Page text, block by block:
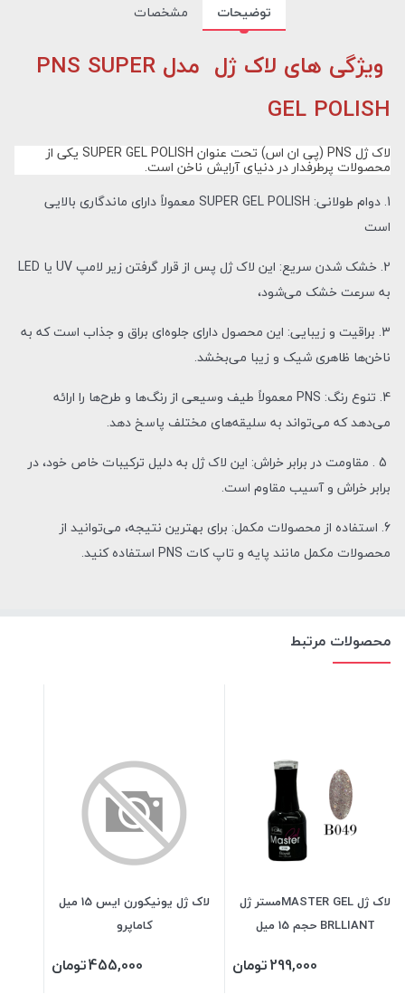
توضیحات مشخصات
ویژگی های لاک ژل مدل PNS SUPER
GEL POLISH
لاک ژل PNS (پی ان اس) تحت عنوان SUPER GEL POLISH یکی از
محصولات پرطرفدار در دنیای آرایش ناخن است.
1. دوام طولانی: SUPER GEL POLISH معمولاً دارای ماندگاری بالایی
است
2. خشک شدن سریع: این لاک ژل پس از قرار گرفتن زیر لامپ UV یا LED
به سرعت خشک می‌شود،
3. براقیت و زیبایی: این محصول دارای جلوه‌ای براق و جذاب است که به
ناخن‌ها ظاهری شیک و زیبا می‌بخشد.
4. تنوع رنگ: PNS معمولاً طیف وسیعی از رنگ‌ها و طرح‌ها را ارائه
می‌دهد که می‌تواند به سلیقه‌های مختلف پاسخ دهد.
5 . مقاومت در برابر خراش: این لاک ژل به دلیل ترکیبات خاص خود، در
برابر خراش و آسیب مقاوم است.
6. استفاده از محصولات مکمل: برای بهترین نتیجه، می‌توانید از
محصولات مکمل مانند پایه و تاپ کات PNS استفاده کنید.
محصولات مرتبط
لاک ژل MASTER GELمستر ژل
BRLLIANT حجم 15 میل
299,000تومان
لاک ژل یونیکورن ایس 15 میل
کاماپرو
455,000تومان